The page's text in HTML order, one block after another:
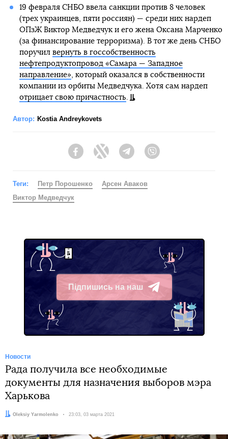
19 февраля СНБО ввела санкции против 8 человек
(трех украинцев, пяти россиян) — среди них нардеп
ОПзЖ Виктор Медведчук и его жена Оксана Марченко
(за финансирование терроризма). В тот же день СНБО
поручил вернуть в госсобственность
нефтепродуктопровод «Самара — Западное
направление», который оказался в собственности
компании из орбиты Медведчука. Хотя сам нардеп
отрицает свою причастность.
Автор: Kostia Andreykovets
FacebookTwitter Telegram
Теги: Петр Порошенко
Арсен Аваков
Виктор Медведчук
Підпишись на наш
Telegram
Новости
Рада получила все необходимые
документы для назначения выборов мэра
Харькова
Автор:
Oleksiy Yarmolenko Дата:
23:03, 03 марта 2021